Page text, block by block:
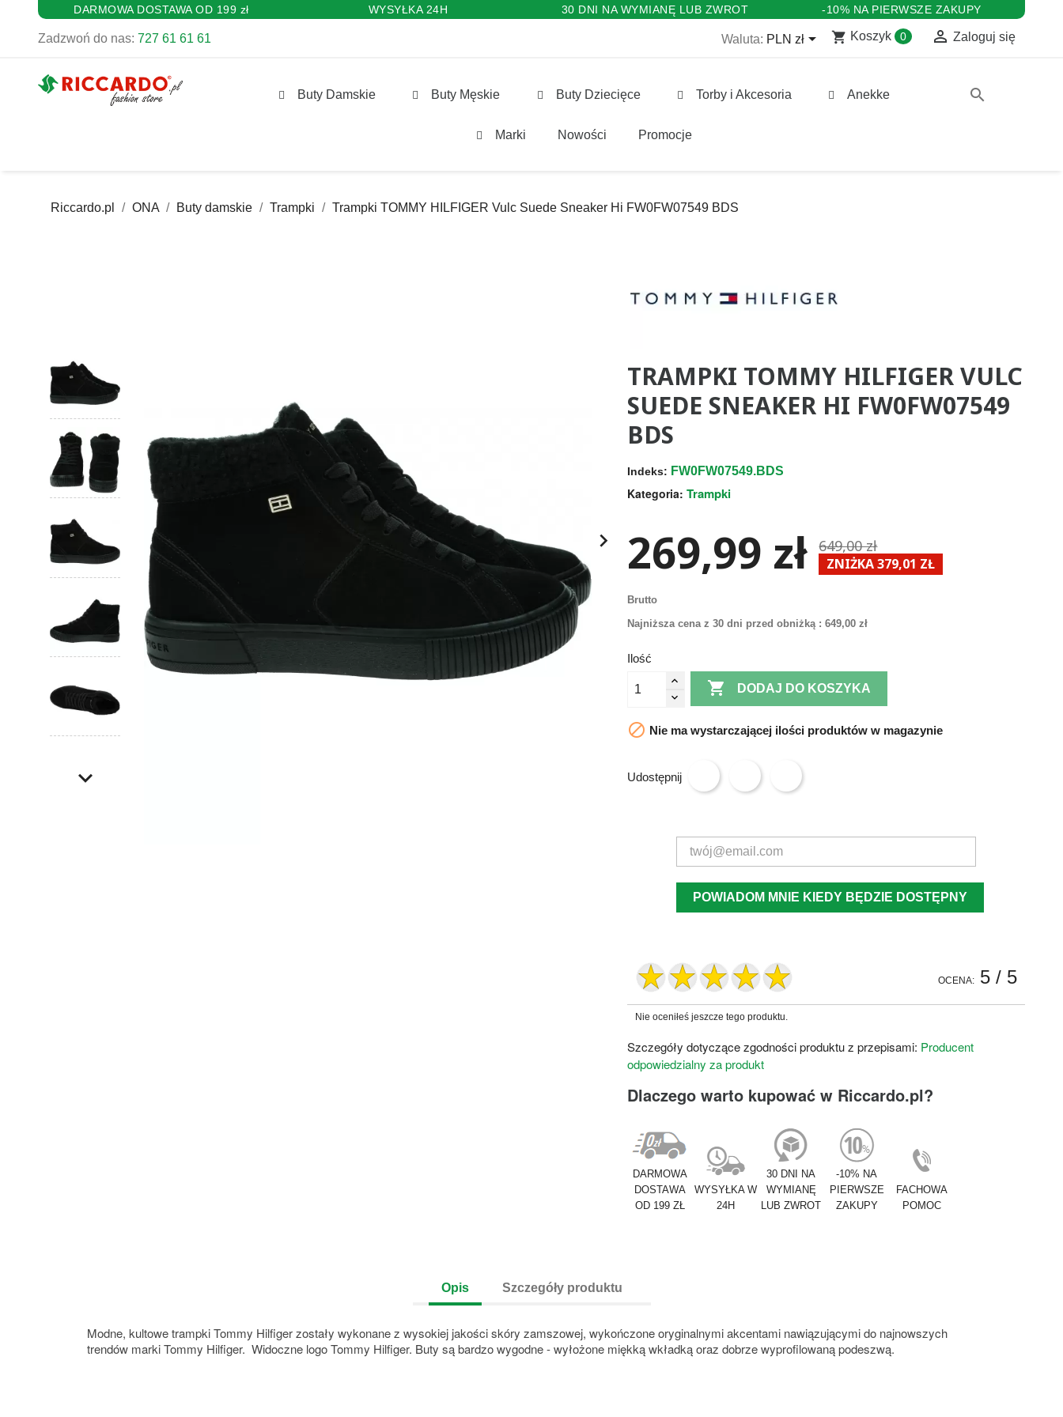
DARMOWA DOSTAWA OD 199 zł WYSYŁKA 24H 30 DNI NA WYMIANĘ LUB ZWROT -10% NA PIERWSZE ZAKUPY
Zadzwoń do nas: 727 61 61 61 Waluta: PLN zł shopping_cart Koszyk 0  Zaloguj się
Buty Damskie Buty Męskie Buty Dziecięce Torby i Akcesoria Anekke
Marki Nowości Promocje
search
Riccardo.pl ONA Buty damskie Trampki Trampki TOMMY HILFIGER Vulc Suede Sneaker Hi FW0FW07549 BDS

TRAMPKI TOMMY HILFIGER VULC
SUEDE SNEAKER HI FW0FW07549
BDS
Indeks: FW0FW07549.BDS
Kategoria: Trampki
269,99 zł 649,00 zł
ZNIŻKA 379,01 ZŁ
Brutto
Najniższa cena z 30 dni przed obniżką : 649,00 zł
Ilość
 DODAJ DO KOSZYKA
 Nie ma wystarczającej ilości produktów w magazynie
Udostępnij
POWIADOM MNIE KIEDY BĘDZIE DOSTĘPNY
OCENA: 5/ 5
Nie oceniłeś jeszcze tego produktu.
Szczegóły dotyczące zgodności produktu z przepisami: Producent
odpowiedzialny za produkt
Dlaczego warto kupować w Riccardo.pl?
DARMOWA
DOSTAWA
OD 199 ZŁ
WYSYŁKA W
24H
30 DNI NA
WYMIANĘ
LUB ZWROT
-10% NA
PIERWSZE
ZAKUPY
FACHOWA
POMOC
Opis Szczegóły produktu
Modne, kultowe trampki Tommy Hilfiger zostały wykonane z wysokiej jakości skóry zamszowej, wykończone oryginalnymi akcentami nawiązującymi do najnowszych
trendów marki Tommy Hilfiger. Widoczne logo Tommy Hilfiger. Buty są bardzo wygodne - wyłożone miękką wkładką oraz dobrze wyprofilowaną podeszwą.